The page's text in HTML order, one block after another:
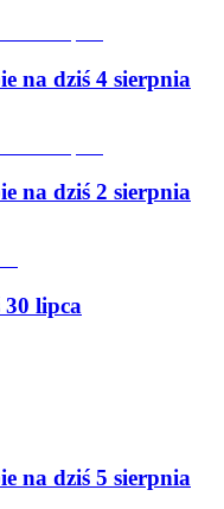
na dziś 4 sierpnia
na dziś 2 sierpnia
lipca
na dziś 5 sierpnia